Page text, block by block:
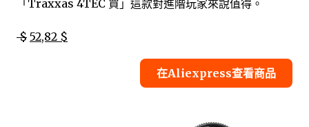
「Traxxas 4TEC 買」這款對進階玩家來說值得。
$ 52,82 $
在Aliexpress查看商品